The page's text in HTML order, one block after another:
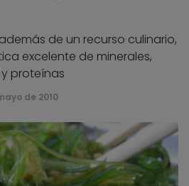
de un recurso culinario,
excelente de minerales,
proteínas
de 2010